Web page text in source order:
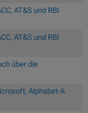
AT&S und RBI
AT&S und RBI
über die
Alphabet-A